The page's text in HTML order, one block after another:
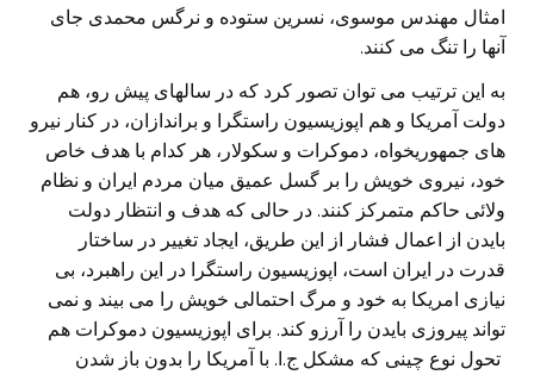
امثال مهندس موسوی، نسرین ستوده و نرگس محمدی جای
آنها را تنگ می کنند.
به این ترتیب می توان تصور کرد که در سالهای پیش رو، هم
دولت آمریکا و هم اپوزیسیون راستگرا و براندازان، در کنار نیرو
های جمهوریخواه، دموکرات و سکولار، هر کدام با هدف خاص
خود، نیروی خویش را بر گسل عمیق میان مردم ایران و نظام
ولائی حاکم متمرکز کنند. در حالی که هدف و انتظار دولت
بایدن از اعمال فشار از این طریق، ایجاد تغییر در ساختار
قدرت در ایران است، اپوزیسیون راستگرا در این راهبرد، بی
نیازی امریکا به خود و مرگ احتمالی خویش را می بیند و نمی
تواند پیروزی بایدن را آرزو کند. برای اپوزیسیون دموکرات هم
تحول نوع چینی که مشکل ج.ا. با آمریکا را بدون باز شدن